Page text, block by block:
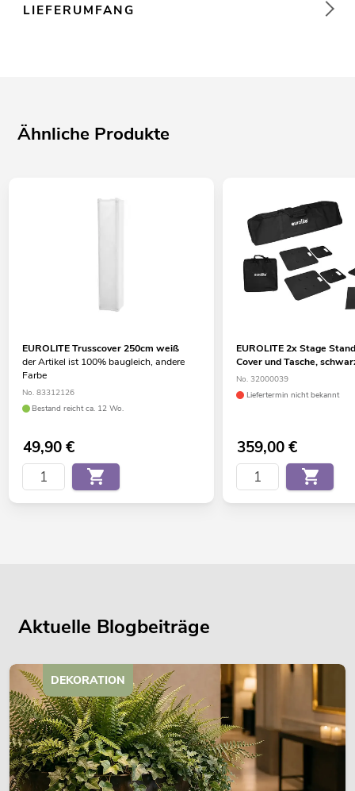
LIEFERUMFANG
Ähnliche Produkte
EUROLITE Trusscover 250cm weiß
der Artikel ist 100% baugleich, andere
Farbe
No. 83312126
Bestand reicht ca. 12 Wo.
49,90€
EUROLITE 2x Stage
Cover und Tasche,
No. 32000039
Liefertermin nicht bekannt
359,00€
Aktuelle Blogbeiträge
DEKORATION